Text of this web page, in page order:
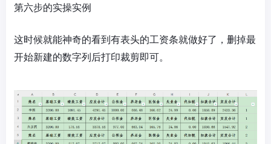
第六步的实操实例
这时候就能神奇的看到有表头的工资条就做好了，删掉最
开始新建的数字列后打印裁剪即可。